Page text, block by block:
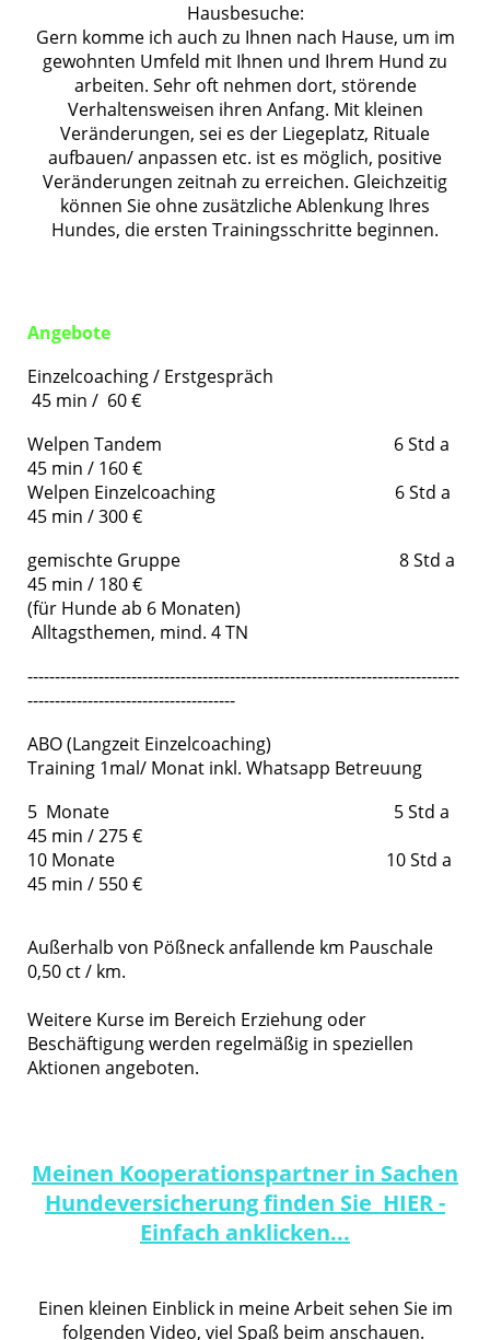
Hausbesuche:
Gern komme ich auch zu Ihnen nach Hause, um im
gewohnten Umfeld mit Ihnen und Ihrem Hund zu
arbeiten. Sehr oft nehmen dort, störende
Verhaltensweisen ihren Anfang. Mit kleinen
Veränderungen, sei es der Liegeplatz, Rituale
aufbauen/ anpassen etc. ist es möglich, positive
Veränderungen zeitnah zu erreichen. Gleichzeitig
können Sie ohne zusätzliche Ablenkung Ihres
Hundes, die ersten Trainingsschritte beginnen.
Angebote
Einzelcoaching / Erstgespräch
45 min / 60 €
Welpen Tandem 6 Std a
45 min / 160 €
Welpen Einzelcoaching 6 Std a
45 min / 300 €
gemischte Gruppe 8 Std a
45 min / 180 €
(für Hunde ab 6 Monaten)
Alltagsthemen, mind. 4 TN
-------------------------------------------------------------------------------
--------------------------------------
ABO (Langzeit Einzelcoaching)
Training 1mal/ Monat inkl. Whatsapp Betreuung
5 Monate 5 Std a
45 min / 275 €
10 Monate 10 Std a
45 min / 550 €
Außerhalb von Pößneck anfallende km Pauschale
0,50 ct / km.
Weitere Kurse im Bereich Erziehung oder
Beschäftigung werden regelmäßig in speziellen
Aktionen angeboten.
Meinen Kooperationspartner in Sachen
Hundeversicherung finden Sie HIER -
Einfach anklicken...
Einen kleinen Einblick in meine Arbeit sehen Sie im
folgenden Video, viel Spaß beim anschauen.